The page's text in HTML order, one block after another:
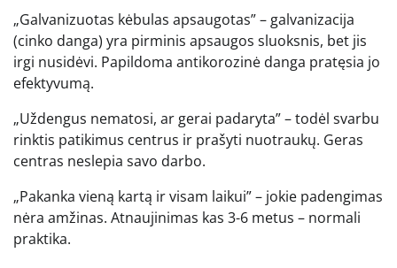
„Galvanizuotas kėbulas apsaugotas” – galvanizacija
(cinko danga) yra pirminis apsaugos sluoksnis, bet jis
irgi nusidėvi. Papildoma antikorozinė danga pratęsia jo
efektyvumą.
„Uždengus nematosi, ar gerai padaryta” – todėl svarbu
rinktis patikimus centrus ir prašyti nuotraukų. Geras
centras neslepia savo darbo.
„Pakanka vieną kartą ir visam laikui” – jokie padengimas
nėra amžinas. Atnaujinimas kas 3-6 metus – normali
praktika.